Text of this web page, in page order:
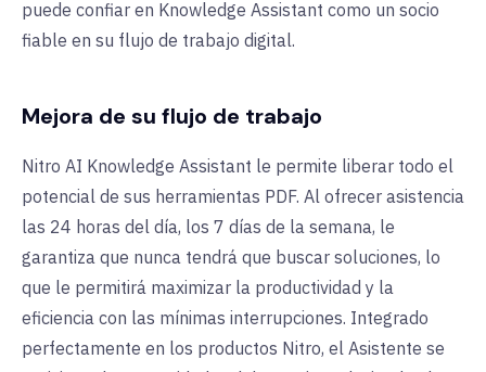
puede confiar en Knowledge Assistant como un socio
fiable en su flujo de trabajo digital.
Mejora de su flujo de trabajo
Nitro AI Knowledge Assistant le permite liberar todo el
potencial de sus herramientas PDF. Al ofrecer asistencia
las 24 horas del día, los 7 días de la semana, le
garantiza que nunca tendrá que buscar soluciones, lo
que le permitirá maximizar la productividad y la
eficiencia con las mínimas interrupciones. Integrado
perfectamente en los productos Nitro, el Asistente se